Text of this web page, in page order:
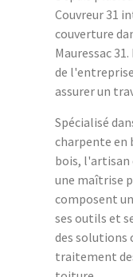
Couvreur 31
couverture
Mauressac
de
assurer un
Spécialisé
charpente en
bois, l'artisan
une maîtrise
composent
ses outils et
des solutions
traitement